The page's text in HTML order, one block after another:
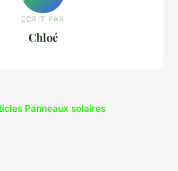
ECRIT PAR
Chloé
Panneaux solaires